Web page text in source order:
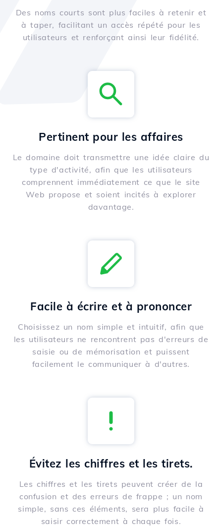
Des noms courts sont plus faciles à retenir et
à taper, facilitant un accès répété pour les
utilisateurs et renforçant ainsi leur fidélité.
Pertinent pour les affaires
Le domaine doit transmettre une idée claire du
type d'activité, afin que les utilisateurs
comprennent immédiatement ce que le site
Web propose et soient incités à explorer
davantage.
Facile à écrire et à prononcer
Choisissez un nom simple et intuitif, afin que
les utilisateurs ne rencontrent pas d'erreurs de
saisie ou de mémorisation et puissent
facilement le communiquer à d'autres.
Évitez les chiffres et les tirets.
Les chiffres et les tirets peuvent créer de la
confusion et des erreurs de frappe ; un nom
simple, sans ces éléments, sera plus facile à
saisir correctement à chaque fois.